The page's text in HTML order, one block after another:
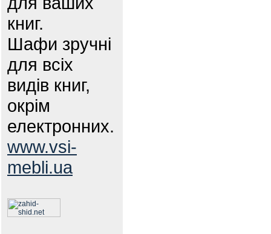
книг.
Шафи зручні
для всіх
видів книг,
окрім
електронних.
www.vsi-
mebli.ua